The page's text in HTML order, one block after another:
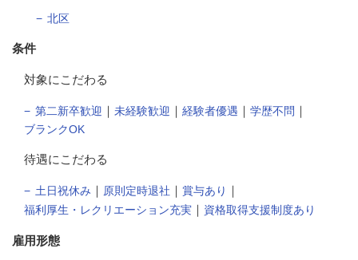
北区
条件
対象にこだわる
第二新卒歓迎 ｜ 未経験歓迎 ｜ 経験者優遇 ｜ 学歴不問 ｜
ブランクOK
待遇にこだわる
土日祝休み ｜ 原則定時退社 ｜ 賞与あり ｜
福利厚生・レクリエーション充実 ｜ 資格取得支援制度あり
雇用形態